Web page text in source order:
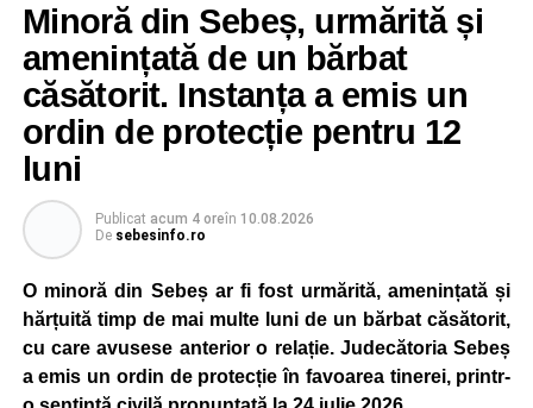
Minoră din Sebeș, urmărită și
amenințată de un bărbat
căsătorit. Instanța a emis un
ordin de protecție pentru 12
luni
Publicat acum 4 oreîn 10.08.2026
De sebesinfo.ro
O minoră din Sebeș ar fi fost urmărită, amenințată și
hărțuită timp de mai multe luni de un bărbat căsătorit,
cu care avusese anterior o relație. Judecătoria Sebeș
a emis un ordin de protecție în favoarea tinerei, printr-